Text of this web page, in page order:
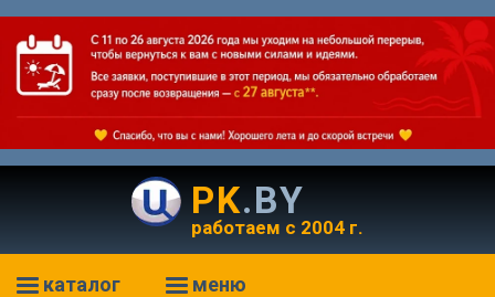
PK.BY
работаем с 2004 г.
каталог меню